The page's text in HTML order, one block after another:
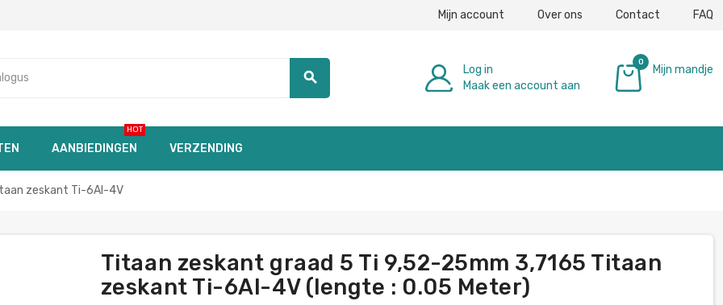
Mijn account Over ons Contact FAQ
search
Log in
Maak een account aan
0
Mijn mandje
AANBIEDINGEN
HOT
VERZENDING
zeskant Ti-6Al-4V
Titaan zeskant graad 5 Ti 9,52-25mm 3,7165 Titaan
zeskant Ti-6Al-4V (lengte : 0.05 Meter)